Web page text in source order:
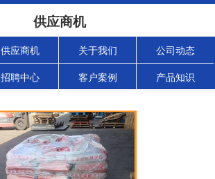
供应商机
供应商机 关于我们 公司动态
招聘中心 客户案例 产品知识